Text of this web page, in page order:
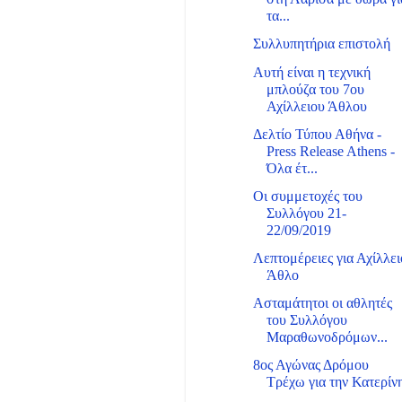
τα...
Συλλυπητήρια επιστολή
Αυτή είναι η τεχνική
μπλούζα του 7ου
Αχίλλειου Άθλου
Δελτίο Τύπου Αθήνα -
Press Release Athens -
Όλα έτ...
Οι συμμετοχές του
Συλλόγου 21-
22/09/2019
Λεπτομέρειες για
Άθλο
Ασταμάτητοι οι αθλητές
του Συλλόγου
Μαραθωνοδρόμων...
8ος Αγώνας Δρόμου
Τρέχω για την